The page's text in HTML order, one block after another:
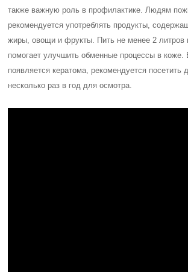
также важную роль в профилактике. Людям
рекомендуется употреблять продукты,
жиры, овощи и фрукты. Пить не менее 2 литров
помогает улучшить обменные процессы в коже.
появляется кератома, рекомендуется посетить
несколько раз в год для осмотра.